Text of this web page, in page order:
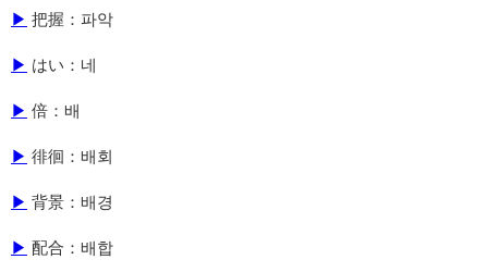
▶ 把握：파악
▶ はい：네
▶ 倍：배
▶ 徘徊：배회
▶ 背景：배경
▶ 配合：배합